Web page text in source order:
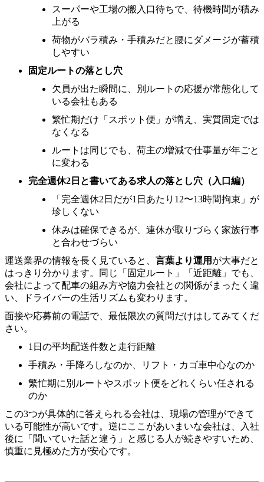
スーパーや工場の搬入口待ちで、待機時間が積み
上がる
荷物がバラ積み・手積みだと腰にダメージが蓄積
しやすい
固定ルートの落とし穴
欠員が出た瞬間に、別ルートの応援が常態化して
いる会社もある
繁忙期だけ「スポット便」が増え、実質固定では
なくなる
ルートは同じでも、荷主の増減で仕事量が年ごと
に変わる
完全週休2日と書いてある求人の落とし穴（入口編）
「完全週休2日だが1日あたり12〜13時間拘束」が
珍しくない
休みは確保できるが、連休が取りづらく家族行事
と合わせづらい
運送業界の情報を長く見ていると、 言葉より運用 が大事だと
はっきり分かります。同じ「固定ルート」「近距離」でも、
会社によって配車の組み方や協力会社との関係がまったく違
い、ドライバーの生活リズムも変わります。
面接や応募前の電話で、最低限次の質問だけはしてみてくだ
さい。
1日の平均配送件数と走行距離
手積み・手降ろしなのか、リフト・カゴ車中心なのか
繁忙期に別ルートやスポット便をどれくらい任される
のか
この3つが具体的に答えられる会社は、現場の管理ができて
いる可能性が高いです。逆にここがあいまいな会社は、入社
後に「聞いていた話と違う」と感じる人が続きやすいため、
慎重に見極めた方が安心です。